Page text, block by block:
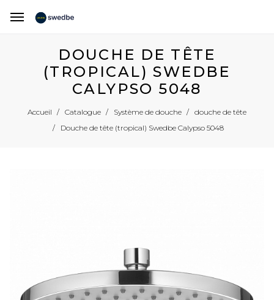
DOUCHE DE TÊTE
(TROPICAL) SWEDBE
CALYPSO 5048
Accueil Catalogue Système de douche
douche de tête
Douche de tête (tropical) Swedbe Calypso 5048